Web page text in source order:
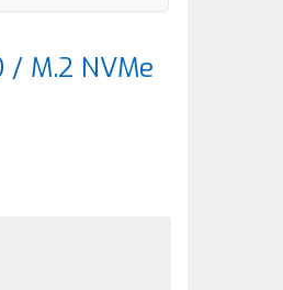
M.2 NVMe